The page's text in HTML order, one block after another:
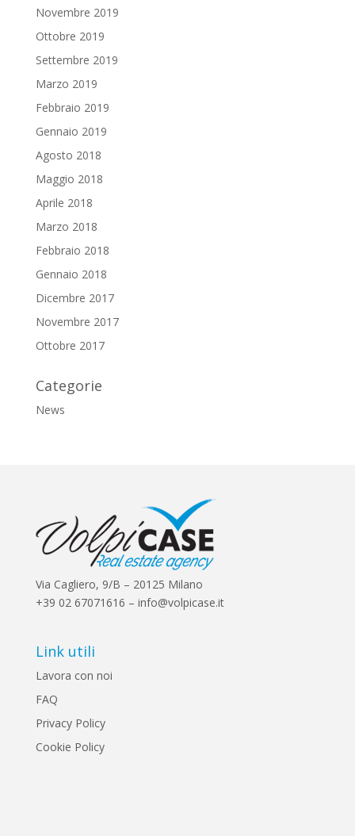
Novembre 2019
Ottobre 2019
Settembre 2019
Marzo 2019
Febbraio 2019
Gennaio 2019
Agosto 2018
Maggio 2018
Aprile 2018
Marzo 2018
Febbraio 2018
Gennaio 2018
Dicembre 2017
Novembre 2017
Ottobre 2017
Categorie
News
Via Cagliero, 9/B – 20125 Milano
+39 02 67071616 – info@volpicase.it
Link utili
Lavora con noi
FAQ
Privacy Policy
Cookie Policy